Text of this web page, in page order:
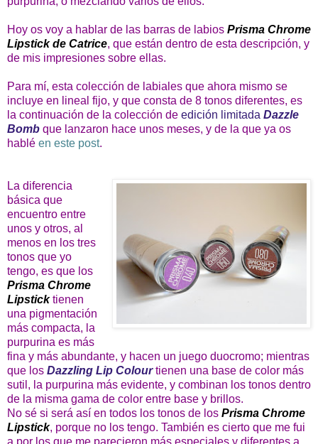
Hoy os voy a hablar de las barras de labios Prisma Chrome
Lipstick de Catrice, que están dentro de esta descripción, y
de mis impresiones sobre ellas.
Para mí, esta colección de labiales que ahora mismo se
incluye en lineal fijo, y que consta de 8 tonos diferentes, es
la continuación de la colección de edición limitada Dazzle
Bomb que lanzaron hace unos meses, y de la que ya os
hablé en este post.
La diferencia
básica que
encuentro entre
unos y otros, al
menos en los tres
tonos que yo
tengo, es que los
Prisma Chrome
Lipsticktienen
una pigmentación
más compacta, la
purpurina es más
fina y más abundante, y hacen un juego duocromo; mientras
que los Dazzling Lip Colourtienen una base de color más
sutil, la purpurina más evidente, y combinan los tonos dentro
de la misma gama de color entre base y brillos.
No sé si será así en todos los tonos de los Prisma Chrome
Lipstick, porque no los tengo. También es cierto que me fui
a por los que me parecieron más especiales y diferentes a